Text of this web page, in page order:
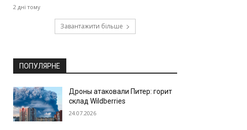
2 дні тому
Завантажити більше
ПОПУЛЯРНЕ
Дроны атаковали Питер: горит
склад Wildberries
24.07.2026